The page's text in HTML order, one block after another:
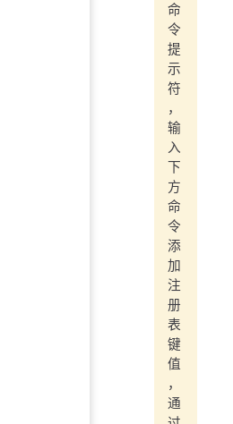
命
令
提
示
符
，
输
入
下
方
命
令
添
加
注
册
表
键
值
，
通